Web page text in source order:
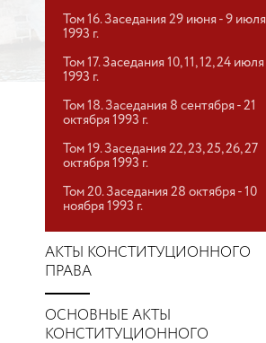
Том 16. Заседания 29 июня - 9 июля
1993 г.
Том 17. Заседания 10, 11, 12, 24 июля
1993 г.
Том 18. Заседания 8 сентября - 21
октября 1993 г.
Том 19. Заседания 22, 23, 25, 26, 27
октября 1993 г.
Том 20. Заседания 28 октября - 10
ноября 1993 г.
АКТЫ КОНСТИТУЦИОННОГО
ПРАВА
ОСНОВНЫЕ АКТЫ
КОНСТИТУЦИОННОГО